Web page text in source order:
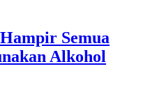
Semua
Alkohol